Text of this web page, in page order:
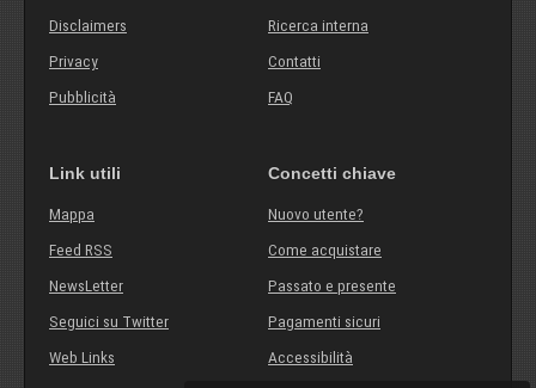
Disclaimers
Privacy
Pubblicità
Ricerca interna
Contatti
FAQ
Link utili
Mappa
Feed RSS
NewsLetter
Seguici su Twitter
Web Links
Concetti chiave
Nuovo utente?
Come acquistare
Passato e presente
Pagamenti sicuri
Accessibilità